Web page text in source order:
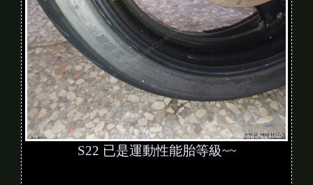
S22 已是運動性能胎等級~~